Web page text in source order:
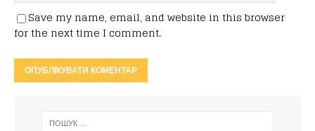
Save my name, email, and website in this browser
for the next time I comment.